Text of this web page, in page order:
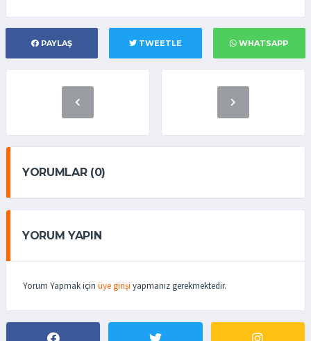
PAYLAŞ TWEETLE WHATSAPP
YORUMLAR (0)
YORUM YAPIN
Yorum Yapmak için üye girişi yapmanız gerekmektedir.